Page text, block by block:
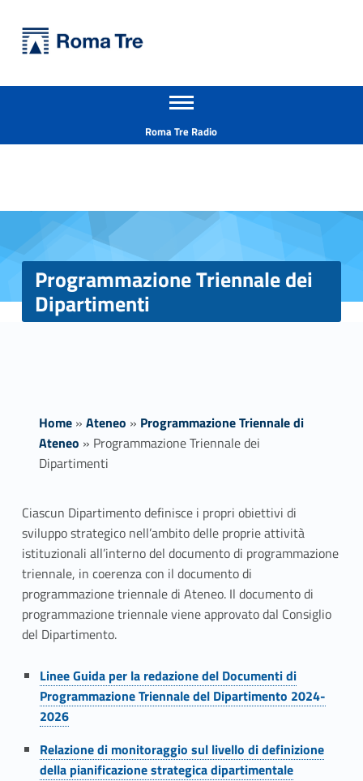
Programmazione Triennale dei Dipartimenti - Università Roma Tre
Apri il menu secondario
Roma Tre Radio
Programmazione Triennale dei
Dipartimenti
Home» Ateneo » Programmazione Triennale di
Ateneo » Programmazione Triennale dei
Dipartimenti
P
r
o
g
r
a
m
m
Ciascun Dipartimento definisce i propri obiettivi di
sviluppo strategico nell’ambito delle proprie attività
istituzionali all’interno del documento di programmazione
triennale, in coerenza con il documento di
programmazione triennale di Ateneo. Il documento di
programmazione triennale viene approvato dal Consiglio
del Dipartimento.
Link identifier #identifier__34935-1Linee Guida per la redazione del Documenti di
Programmazione Triennale del Dipartimento 2024-
2026
Link identifier #identifier__53767-2
Relazione di monitoraggio sul livello di definizione
della pianificazione strategica dipartimentale